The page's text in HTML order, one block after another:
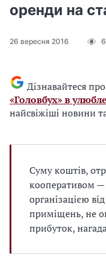
оренди на
26 вересня 2016
Дізнавайтеся
«Головбух» в
найсвіжіші новини
Суму коштів,
кооперативом
організацією
приміщень, не
прибуток,